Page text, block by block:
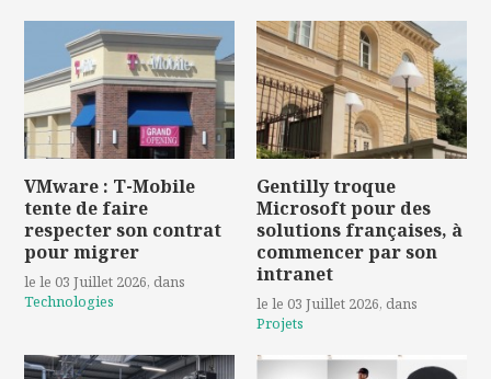
VMware : T-Mobile
tente de faire
respecter son contrat
pour migrer
le le 03 Juillet 2026, dans
Technologies
Gentilly troque
Microsoft pour des
solutions françaises, à
commencer par son
intranet
le le 03 Juillet 2026, dans
Projets